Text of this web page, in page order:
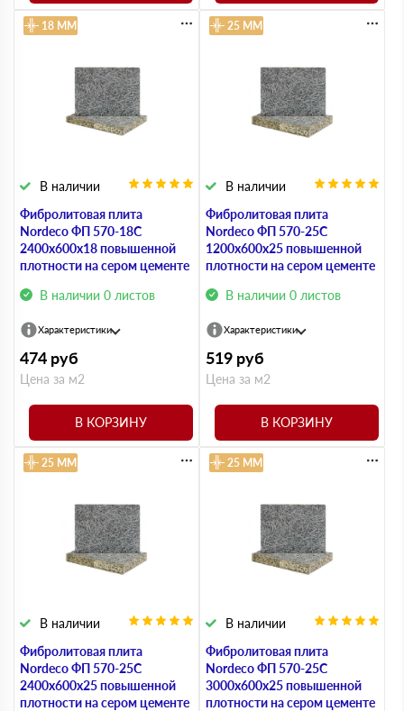
Фибролитовая плита
Nordeco ФП 570-18С
2400х600х18 повышенной
плотности на сером цементе
В наличии 0 листов
В наличии
18 ММ
Характеристики
474 руб
Цена за м2
В КОРЗИНУ
Фибролитовая плита
Nordeco ФП 570-25С
1200х600х25 повышенной
плотности на сером цементе
В наличии 0 листов
В наличии
25 ММ
Характеристики
519 руб
Цена за м2
В КОРЗИНУ
Фибролитовая плита
Nordeco ФП 570-25С
2400х600х25 повышенной
плотности на сером цементе
В наличии
25 ММ
Фибролитовая плита
Nordeco ФП 570-25С
3000х600х25 повышенной
плотности на сером цементе
В наличии
25 ММ